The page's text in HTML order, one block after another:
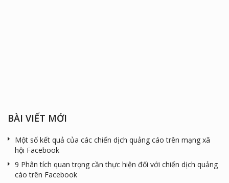
BÀI VIẾT MỚI
Một số kết quả của các chiến dịch quảng cáo trên mạng xã
hội Facebook
9 Phân tích quan trọng cần thực hiện đối với chiến dịch quảng
cáo trên Facebook